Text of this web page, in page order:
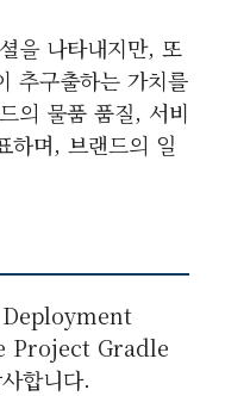
을 나타내지만, 또
추구출하는 가치를
의 물품 품질, 서비
하며, 브랜드의 일
Project Gradle
합니다.